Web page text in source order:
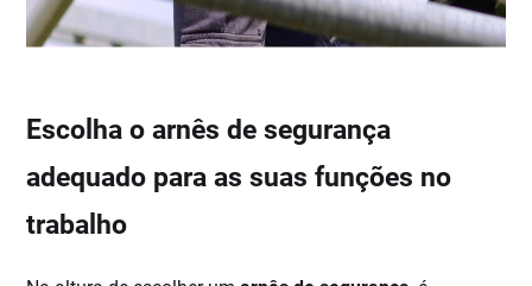
Escolha o arnês de segurança
adequado para as suas funções no
trabalho